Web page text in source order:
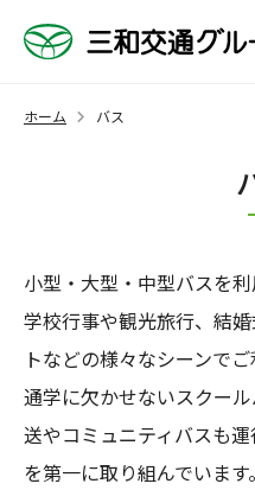
ホーム バス
小型・大型・中型バスを利
学校行事や観光旅行、結
トなどの様々なシーンで
通学に欠かせないスクー
送やコミュニティバスも
を第一に取り組んでいます。